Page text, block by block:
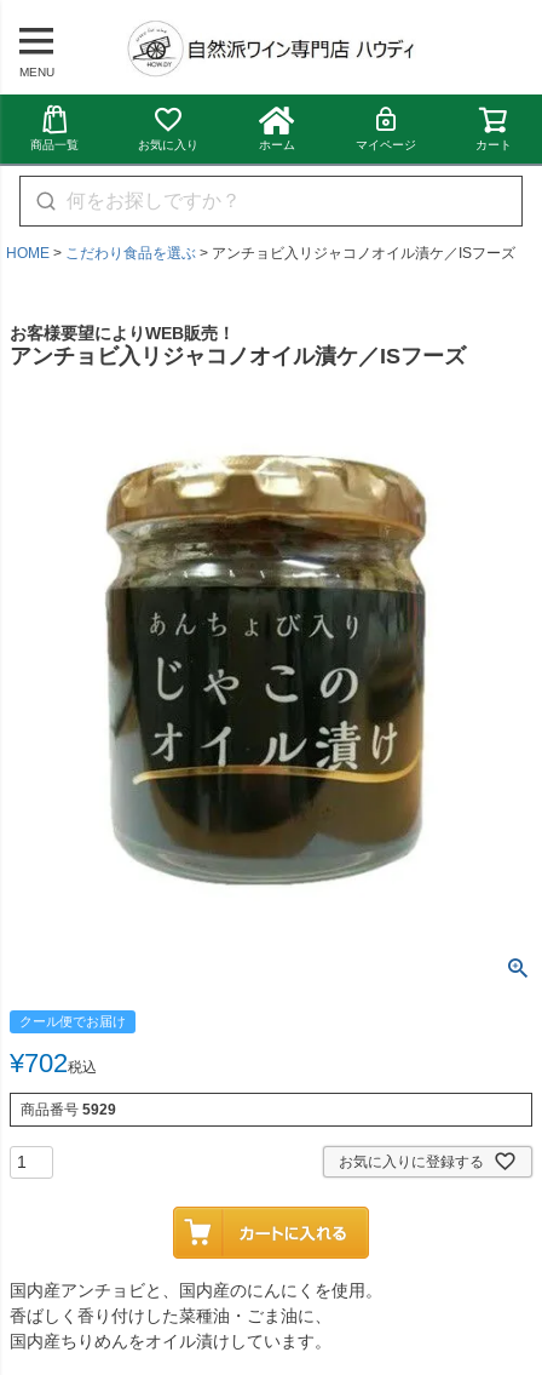
MENU
商品一覧 お気に入り ホーム マイページ カート
HOME こだわり食品を選ぶ アンチョビ入リジャコノオイル漬ケ／ISフーズ
お客様要望によりWEB販売！
アンチョビ入リジャコノオイル漬ケ／ISフーズ
クール便でお届け
¥702税込
商品番号 5929
お気に入りに登録する
国内産アンチョビと、国内産のにんにくを使用。
香ばしく香り付けした菜種油・ごま油に、
国内産ちりめんをオイル漬けしています。